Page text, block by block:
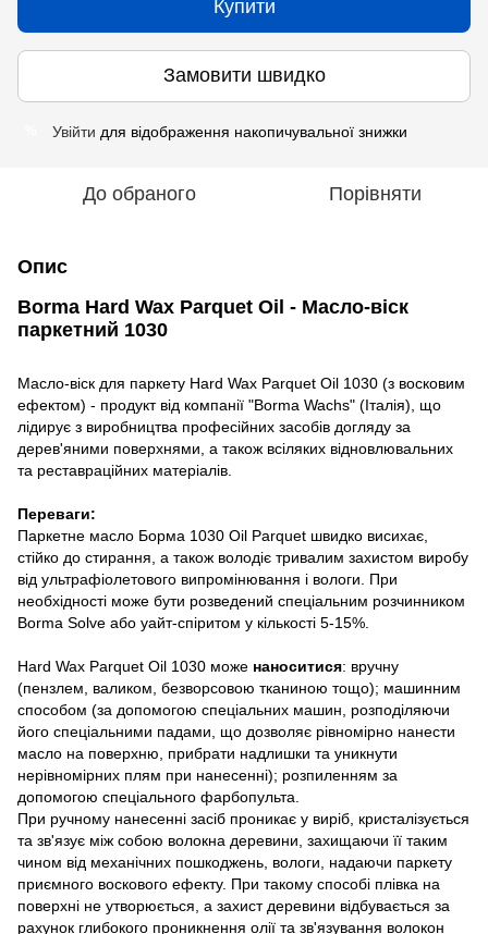
Купити
Замовити швидко
Увійти для відображення накопичувальної знижки
До обраного Порівняти
Опис
Borma Hard Wax Parquet Oil - Масло-віск
паркетний 1030
Масло-віск для паркету Hard Wax Parquet Oil 1030 (з восковим
ефектом) - продукт від компанії "Borma Wachs" (Італія), що
лідирує з виробництва професійних засобів догляду за
дерев'яними поверхнями, а також всіляких відновлювальних
та реставраційних матеріалів.
Переваги:
Паркетне масло Борма 1030 Oil Parquet швидко висихає,
стійко до стирання, а також володіє тривалим захистом виробу
від ультрафіолетового випромінювання і вологи. При
необхідності може бути розведений спеціальним розчинником
Borma Solve або уайт-спіритом у кількості 5-15%.
Hard Wax Parquet Oil 1030 може наноситися: вручну
(пензлем, валиком, безворсовою тканиною тощо); машинним
способом (за допомогою спеціальних машин, розподіляючи
його спеціальними падами, що дозволяє рівномірно нанести
масло на поверхню, прибрати надлишки та уникнути
нерівномірних плям при нанесенні); розпиленням за
допомогою спеціального фарбопульта.
При ручному нанесенні засіб проникає у виріб, кристалізується
та зв'язує між собою волокна деревини, захищаючи її таким
чином від механічних пошкоджень, вологи, надаючи паркету
приємного воскового ефекту. При такому способі плівка на
поверхні не утворюється, а захист деревини відбувається за
рахунок глибокого проникнення олії та зв'язування волокон